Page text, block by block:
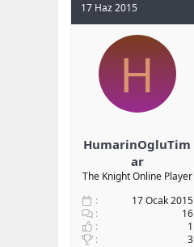
b
u
b
l
t
a
n
17 Haz 2015
H
HumarinOgluTim
ar
The Knight Online Player
17 Ocak 2015
16
1
3